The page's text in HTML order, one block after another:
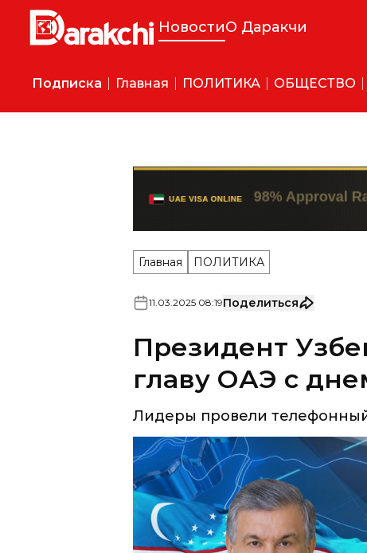
НовостиО Даракчи
Подписка Главная ПОЛИТИКА ОБЩЕСТВО
Главная ПОЛИТИКА
Президент
главу ОАЭ с
Лидеры провели